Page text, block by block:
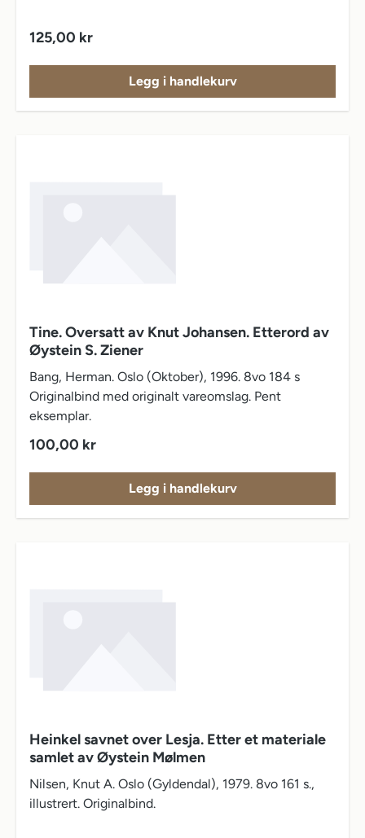
Vanlig pris:
125,00 kr
Legg i handlekurv
Tine. Oversatt av Knut Johansen. Etterord av
Øystein S. Ziener
Bang, Herman. Oslo (Oktober), 1996. 8vo 184 s
Originalbind med originalt vareomslag. Pent
eksemplar.
Vanlig pris:
100,00 kr
Legg i handlekurv
Heinkel savnet over Lesja. Etter et materiale
samlet av Øystein Mølmen
Nilsen, Knut A. Oslo (Gyldendal), 1979. 8vo 161 s.,
illustrert. Originalbind.